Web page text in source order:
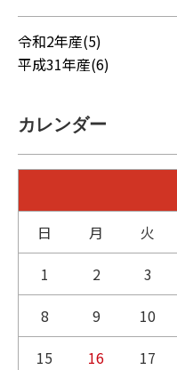
令和2年産(5)
平成31年産(6)
カレンダー
日 月 火
1
2 3
8
9 10
15
16 17